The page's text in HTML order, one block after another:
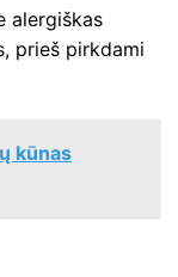
alergiškas
prieš pirkdami
kūnas